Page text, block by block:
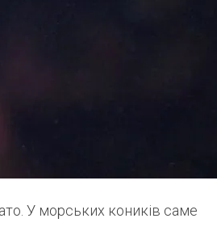
У морських коників саме